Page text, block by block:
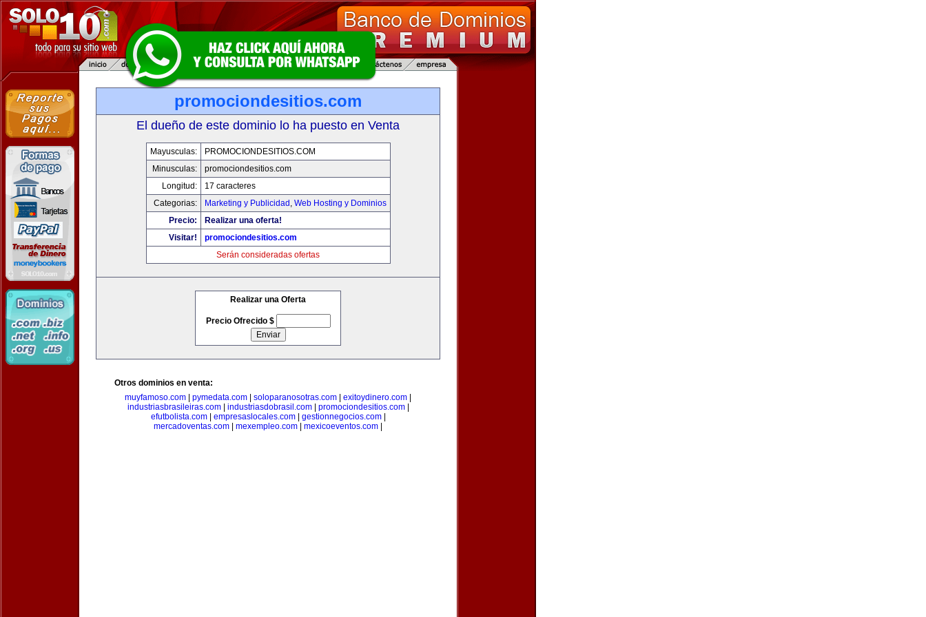
promociondesitios.com
El dueño de este dominio lo ha puesto en Venta
Mayusculas:
PROMOCIONDESITIOS.COM
Minusculas:
promociondesitios.com
Longitud:
17 caracteres
Categorias:
Marketing y Publicidad , Web Hosting y Dominios
Precio:
Realizar una oferta!
Visitar!
promociondesitios.com
Serán consideradas ofertas
Realizar una Oferta
Precio Ofrecido $
Otros dominios en venta:
muyfamoso.com
pymedata.com soloparanosotras.com exitoydinero.com
industriasbrasileiras.com| industriasdobrasil.com| promociondesitios.com|
efutbolista.com| empresaslocales.com| gestionnegocios.com|
mercadoventas.com
mexempleo.com mexicoeventos.com